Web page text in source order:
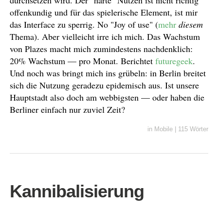
offenkundig und für das spielerische Element, ist mir
das Interface zu sperrig. No "Joy of use" (mehr diesem
Thema). Aber vielleicht irre ich mich. Das Wachstum
von Plazes macht mich zumindestens nachdenklich:
20% Wachstum — pro Monat. Berichtet futuregeek.
Und noch was bringt mich ins grübeln: in Berlin breitet
sich die Nutzung geradezu epidemisch aus. Ist unsere
Hauptstadt also doch am webbigsten — oder haben die
Berliner einfach nur zuviel Zeit?
in Mobile 115 Wörter
Kannibalisierung